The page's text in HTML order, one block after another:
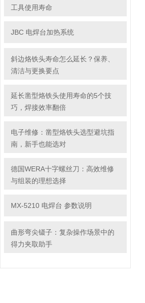
工具使用寿命
JBC 电焊台加热系统
斜边烙铁头寿命怎么延长？保养、
清洁与更换要点
延长凿型烙铁头使用寿命的5个技
巧，焊接效率翻倍
电子维修：凿型烙铁头选型避坑指
南，新手也能选对
德国WERA十字螺丝刀：高效维修
与组装的理想选择
MX-5210 电焊台 参数说明
曲形弯尖镊子：复杂操作场景中的
得力夹取助手